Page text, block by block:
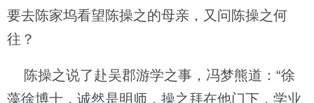
要去陈家坞看望陈操之的母亲，又问陈操之何
往？
陈操之说了赴吴郡游学之事，冯梦熊道：“徐
藻徐博士，诚然是明师，操之拜在他门下，学业